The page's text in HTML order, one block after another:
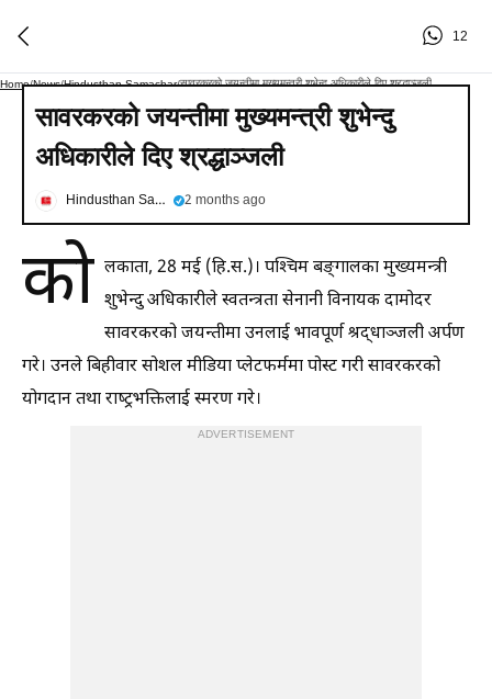
12
Home/News/Hindusthan Samachar/सावरकरको जयन्तीमा मुख्यमन्त्री शुभेन्दु अधिकारीले दिए श्रद्धाञ्जली
सावरकरको जयन्तीमा मुख्यमन्त्री शुभेन्दु
अधिकारीले दिए श्रद्धाञ्जली
Hindusthan Samachar 2 months ago
को लकाता, 28 मई (हि.स.)। पश्चिम बङ्गालका मुख्यमन्त्री
शुभेन्दु अधिकारीले स्वतन्त्रता सेनानी विनायक दामोदर
सावरकरको जयन्तीमा उनलाई भावपूर्ण श्रद्धाञ्जली अर्पण
गरे। उनले बिहीवार सोशल मीडिया प्लेटफर्ममा पोस्ट गरी सावरकरको
योगदान तथा राष्ट्रभक्तिलाई स्मरण गरे।
ADVERTISEMENT